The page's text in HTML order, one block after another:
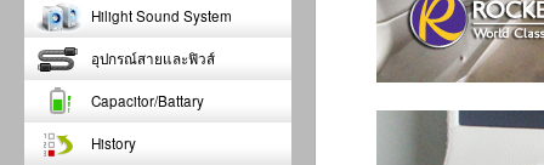
Hilight Sound System
อุปกรณ์สายและฟิวส์
Capacitor/Battary
History